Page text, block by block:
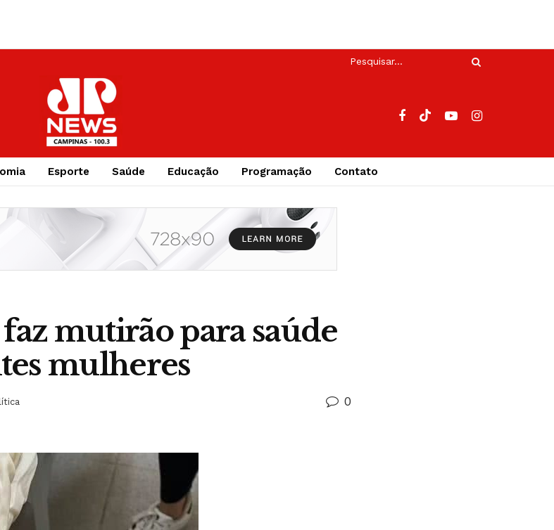
Esporte Saúde Educação Programação Contato
mutirão para saúde
mulheres
0